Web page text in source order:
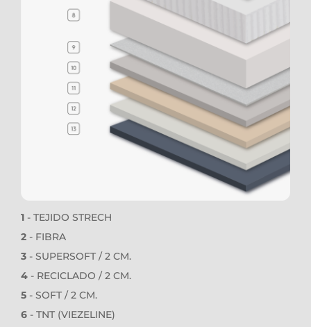
1 - TEJIDO STRECH
2 - FIBRA
3 - SUPERSOFT / 2 CM.
4 - RECICLADO / 2 CM.
5 - SOFT / 2 CM.
6 - TNT (VIEZELINE)